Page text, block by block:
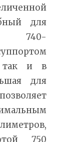
для
с 740-
так и в
для
750